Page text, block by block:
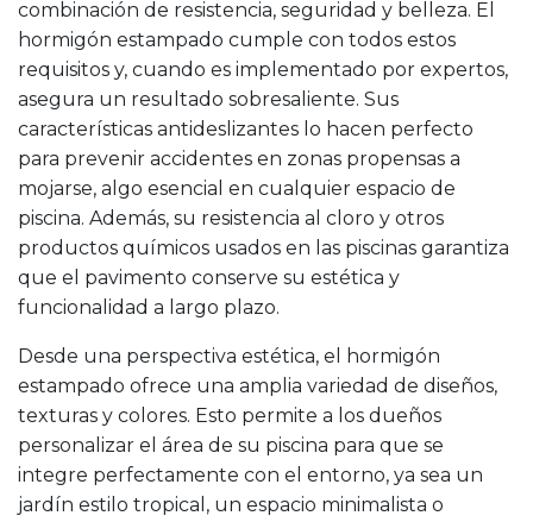
combinación de resistencia, seguridad y belleza. El
hormigón estampado cumple con todos estos
requisitos y, cuando es implementado por expertos,
asegura un resultado sobresaliente. Sus
características antideslizantes lo hacen perfecto
para prevenir accidentes en zonas propensas a
mojarse, algo esencial en cualquier espacio de
piscina. Además, su resistencia al cloro y otros
productos químicos usados en las piscinas garantiza
que el pavimento conserve su estética y
funcionalidad a largo plazo.
Desde una perspectiva estética, el hormigón
estampado ofrece una amplia variedad de diseños,
texturas y colores. Esto permite a los dueños
personalizar el área de su piscina para que se
integre perfectamente con el entorno, ya sea un
jardín estilo tropical, un espacio minimalista o